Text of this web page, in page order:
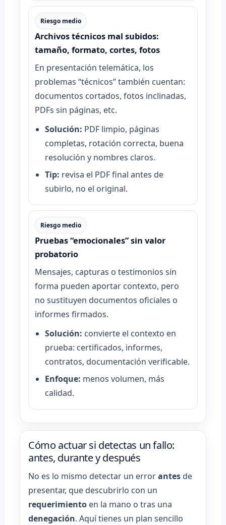
Riesgo medio
Archivos técnicos mal subidos:
tamaño, formato, cortes, fotos
En presentación telemática, los
problemas “técnicos” también cuentan:
documentos cortados, fotos inclinadas,
PDFs sin páginas, etc.
Solución: PDF limpio, páginas
completas, rotación correcta, buena
resolución y nombres claros.
Tip: revisa el PDF final antes de
subirlo, no el original.
Riesgo medio
Pruebas “emocionales” sin valor
probatorio
Mensajes, capturas o testimonios sin
forma pueden aportar contexto, pero
no sustituyen documentos oficiales o
informes firmados.
Solución: convierte el contexto en
prueba: certificados, informes,
contratos, documentación verificable.
Enfoque: menos volumen, más
calidad.
Cómo actuar si detectas un fallo:
antes, durante y después
No es lo mismo detectar un errorantes de
presentar, que descubrirlo con un
requerimiento en la mano o tras una
denegación. Aquí tienes un plan sencillo